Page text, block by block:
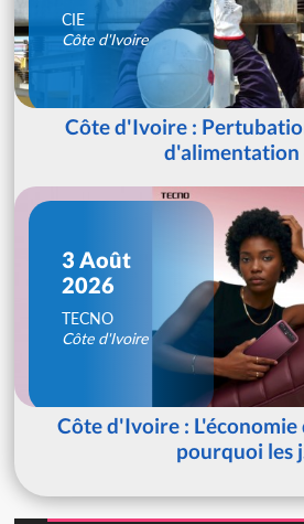
CIE
Côte d'Ivoire
Côte d'Ivoire :
d'alimentation
3 Août
2026
TECNO
Côte d'Ivoire
Côte d'Ivoire :
pourquoi les